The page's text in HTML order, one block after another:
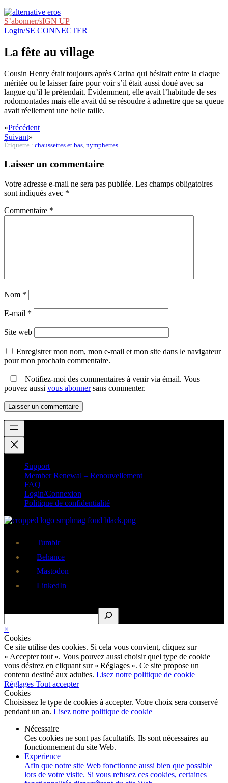
S’abonner/sIGN UP
Login/SE CONNECTER
La fête au village
Cousin Henry était toujours après Carina qui hésitait entre la claque
méritée ou le laisser faire pour voir s’il était aussi doué avec sa
langue qu’il le prétendait. Évidemment, elle avait l’habitude de ses
rodomontades mais elle avait dû se résoudre à admettre que sa queue
avait réellement une belle taille.
«Précédent
Suivant»
Étiquette : chaussettes et bas nymphettes
Laisser un commentaire
Votre adresse e-mail ne sera pas publiée. Les champs obligatoires
sont indiqués avec *
Commentaire *
Nom *
E-mail *
Site web
Enregistrer mon nom, mon e-mail et mon site dans le navigateur
pour mon prochain commentaire.
Notifiez-moi des commentaires à venir via émail. Vous
pouvez aussi vous abonnersans commenter.
Support
Member Renewal – Renouvellement
FAQ
Login/Connexion
Politique de confidentialité
Tumblr
Behance
Mastodon
LinkedIn
×
Cookies
Ce site utilise des cookies. Si cela vous convient, cliquez sur
« Accepter tout ». Vous pouvez aussi choisir quel type de cookie
vous désirez en cliquant sur « Réglages ». Ce site propose un
contenu destiné aux adultes. Lisez notre politique de cookie
Réglages Tout accepter
Cookies
Choisissez le type de cookies à accepter. Votre choix sera conservé
pendant un an. Lisez notre politique de cookie
Nécessaire
Ces cookies ne sont pas facultatifs. Ils sont nécessaires au
fonctionnement du site Web.
Experience
Afin que notre site Web fonctionne aussi bien que possible
lors de votre visite. Si vous refusez ces cookies, certaines